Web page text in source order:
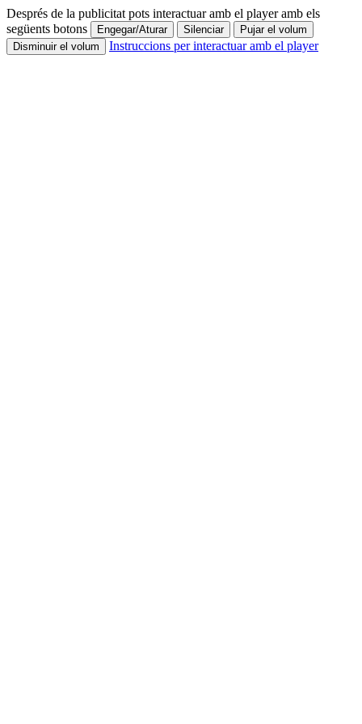
Després de la publicitat pots interactuar amb el player amb els
següents botons
Engegar/Aturar Silenciar
Pujar el volum
Disminuir el volum
Instruccions per interactuar amb el player